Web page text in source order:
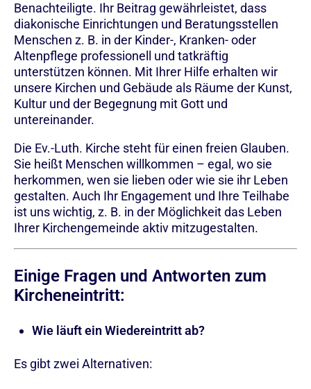
Benachteiligte. Ihr Beitrag gewährleistet, dass
diakonische Einrichtungen und Beratungsstellen
Menschen z. B. in der Kinder-, Kranken- oder
Altenpflege professionell und tatkräftig
unterstützen können. Mit Ihrer Hilfe erhalten wir
unsere Kirchen und Gebäude als Räume der Kunst,
Kultur und der Begegnung mit Gott und
untereinander.
Die Ev.-Luth. Kirche steht für einen freien Glauben.
Sie heißt Menschen willkommen – egal, wo sie
herkommen, wen sie lieben oder wie sie ihr Leben
gestalten. Auch Ihr Engagement und Ihre Teilhabe
ist uns wichtig, z. B. in der Möglichkeit das Leben
Ihrer Kirchengemeinde aktiv mitzugestalten.
Einige Fragen und Antworten zum
Kircheneintritt:
Wie läuft ein Wiedereintritt ab?
Es gibt zwei Alternativen: